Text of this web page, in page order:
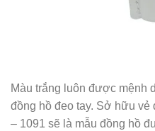
Màu trắng luôn được mệnh
đồng hồ đeo tay. Sở hữu vẻ
– 1091 sẽ là mẫu đồng hồ